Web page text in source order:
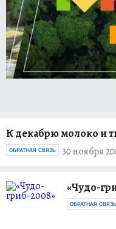
К декабрю молоко и
30 ноября
ОБРАТНАЯ СВЯЗЬ
«Чудо-
ОБРАТНАЯ СВЯЗЬ